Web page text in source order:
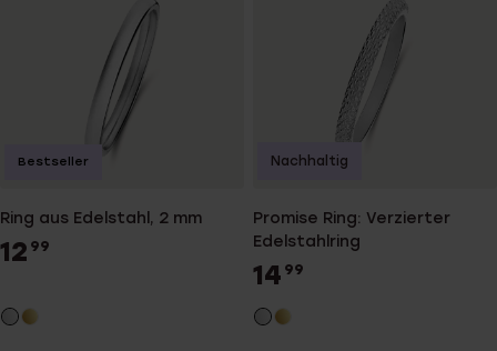
Ring aus Edelstahl, 2 mm
12 99
Bestseller
Promise Ring: Verzierter
Edelstahlring
14 99
Nachhaltig